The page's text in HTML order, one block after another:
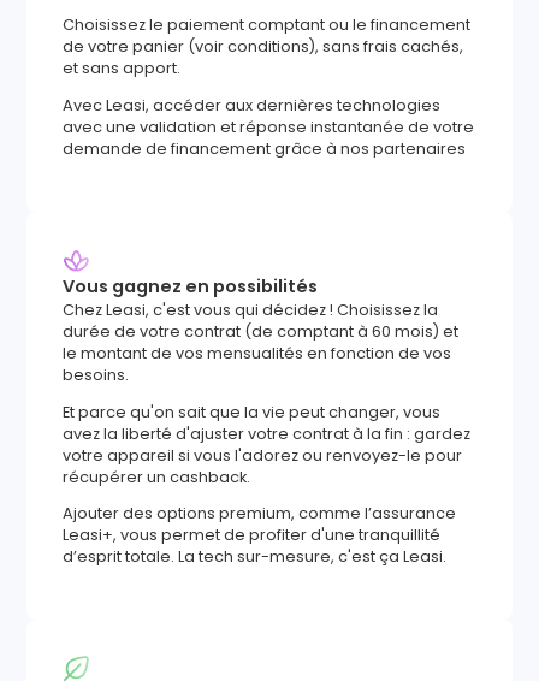
Choisissez le paiement comptant ou le financement
de votre panier (voir conditions), sans frais cachés,
et sans apport.
Avec Leasi, accéder aux dernières technologies
avec une validation et réponse instantanée de votre
demande de financement grâce à nos partenaires
Vous gagnez en possibilités
Chez Leasi, c'est vous qui décidez ! Choisissez la
durée de votre contrat (de comptant à 60 mois) et
le montant de vos mensualités en fonction de vos
besoins.
Et parce qu'on sait que la vie peut changer, vous
avez la liberté d'ajuster votre contrat à la fin : gardez
votre appareil si vous l'adorez ou renvoyez-le pour
récupérer un cashback.
Ajouter des options premium, comme l’assurance
Leasi+, vous permet de profiter d'une tranquillité
d’esprit totale. La tech sur-mesure, c'est ça Leasi.